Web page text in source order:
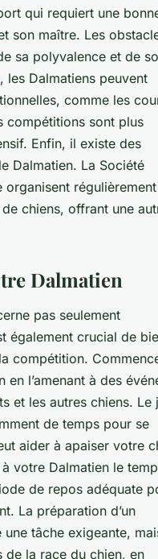
qui requiert une
son maître. Les
sa polyvalence et de
Dalmatiens peuvent
comme les
compétitions sont plus
Enfin, il existe des
Dalmatien. La Société
organisent
chiens, offrant une
Dalmatien
pas seulement
également crucial de
compétition.
l’amenant à des
et les autres chiens. Le
de temps pour se
aider à apaiser votre
votre Dalmatien le
de repos adéquate
La préparation d’un
tâche exigeante,
de la race du chien, en